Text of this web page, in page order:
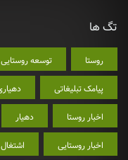
تگ ها
روستا توسعه روستایی
پیامک تبلیغاتی
اخبار روستا دهیار
اخبار روستایی